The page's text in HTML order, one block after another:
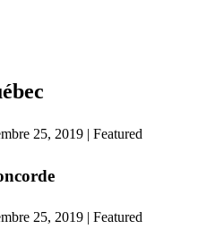
25, 2019 | Featured
25, 2019 | Featured